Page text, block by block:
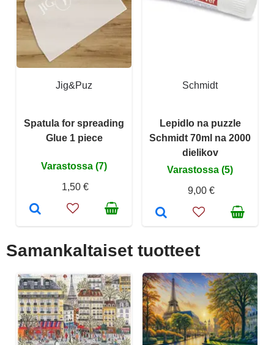
Jig&Puz
Spatula for spreading
Glue 1 piece
Varastossa (7)
1,50 €
Schmidt
Lepidlo na puzzle
Schmidt 70ml na 2000
dielikov
Varastossa (5)
9,00 €
Samankaltaiset tuotteet